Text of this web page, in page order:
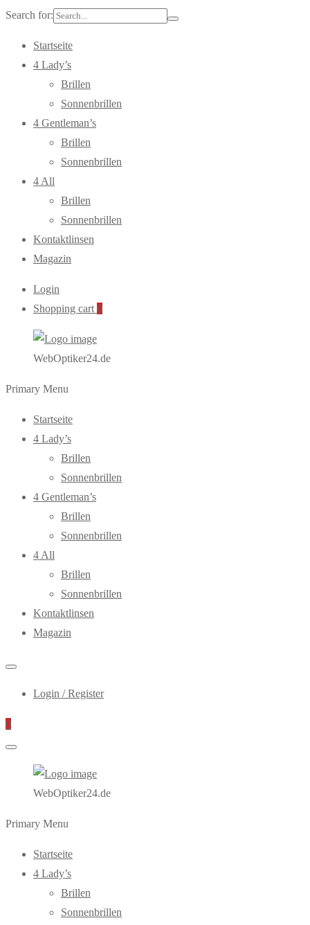
Search for:
Startseite
4 Lady’s
Brillen
Sonnenbrillen
4 Gentleman’s
Brillen
Sonnenbrillen
4 All
Brillen
Sonnenbrillen
Kontaktlinsen
Magazin
Login
Shopping cart 0
WebOptiker24.de
Primary Menu
Startseite
4 Lady’s
Brillen
Sonnenbrillen
4 Gentleman’s
Brillen
Sonnenbrillen
4 All
Brillen
Sonnenbrillen
Kontaktlinsen
Magazin
Login / Register
0
WebOptiker24.de
Primary Menu
Startseite
4 Lady’s
Brillen
Sonnenbrillen